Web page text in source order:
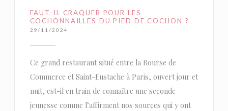
FAUT-IL CRAQUER POUR LES
COCHONNAILLES DU PIED DE COCHON ?
29/11/2024
Ce grand restaurant situé entre la Bourse de
Commerce et Saint-Eustache à Paris, ouvert jour et
nuit, est-il en train de connaître une seconde
jeunesse comme l’affirment nos sources qui y ont